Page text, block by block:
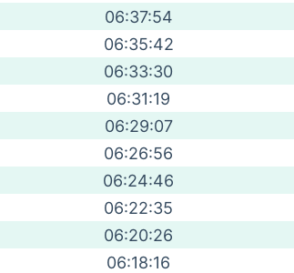
06:37:54
06:35:42
06:33:30
06:31:19
06:29:07
06:26:56
06:24:46
06:22:35
06:20:26
06:18:16